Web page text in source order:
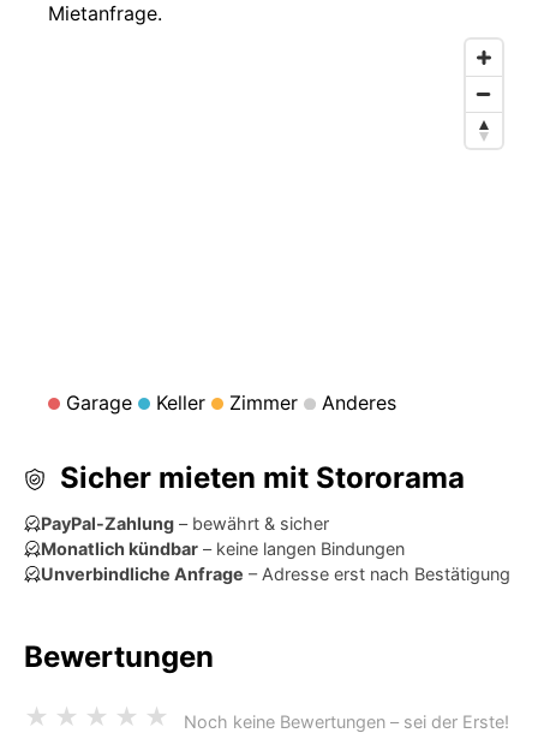
Mietanfrage.
Garage Keller Zimmer Anderes
Sicher mieten mit Stororama
PayPal-Zahlung – bewährt & sicher
Monatlich kündbar – keine langen Bindungen
Unverbindliche Anfrage – Adresse erst nach Bestätigung
Bewertungen
★ ★ ★ ★ ★ Noch keine Bewertungen – sei der Erste!